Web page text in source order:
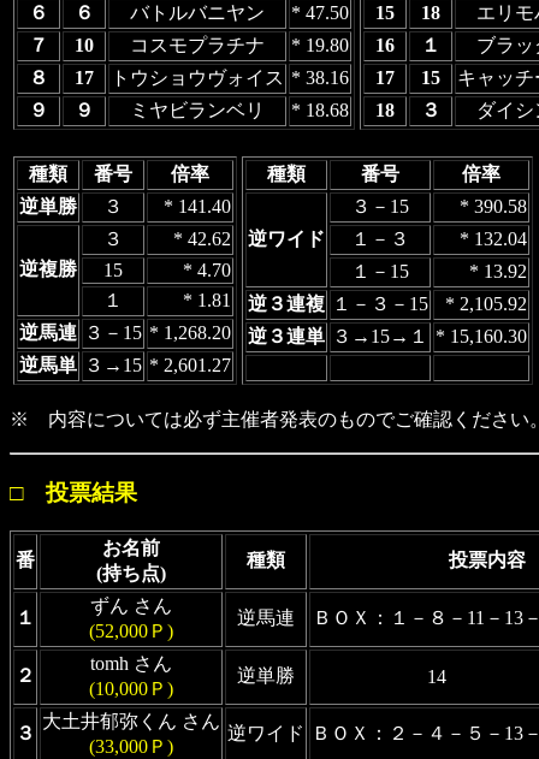
６
６ バトルバニヤン
* 47.50
７
10 コスモプラチナ
* 19.80
８
17 トウショウヴォイス * 38.16
９
９ ミヤビランベリ * 18.68
15
18
エリ
16
１
ブラ
17
15
キャッ
18
３ ダイ
種類 番号
倍率
逆単勝
３ * 141.40
逆複勝
３
* 42.62
15
* 4.70
１
* 1.81
逆馬連 ３－15 * 1,268.20
逆馬単 ３→15 * 2,601.27
種類 番号 倍率
逆ワイド
３－15
* 390.58
１－３
* 132.04
１－15
* 13.92
逆３連複 １－３－15
* 2,105.92
逆３連単 ３→15→１ * 15,160.30
※ 内容については必ず主催者発表のものでご確認ください
□ 投票結果
番
お名前
(持ち点)
種類 投票内容
１
ずん さん
(52,000Ｐ)
逆馬連 ＢＯＸ：１－８－11－13
２
tomh さん
(10,000Ｐ)
逆単勝 14
３
大土井郁弥くん さん
(33,000Ｐ)
逆ワイド ＢＯＸ：２－４－５－13